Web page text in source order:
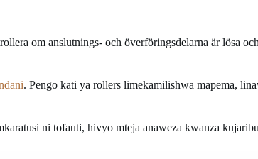
om anslutnings- och överföringsdelarna är lösa
. Pengo kati ya rollers limekamilishwa mapema,
ni tofauti, hivyo mteja anaweza kwanza